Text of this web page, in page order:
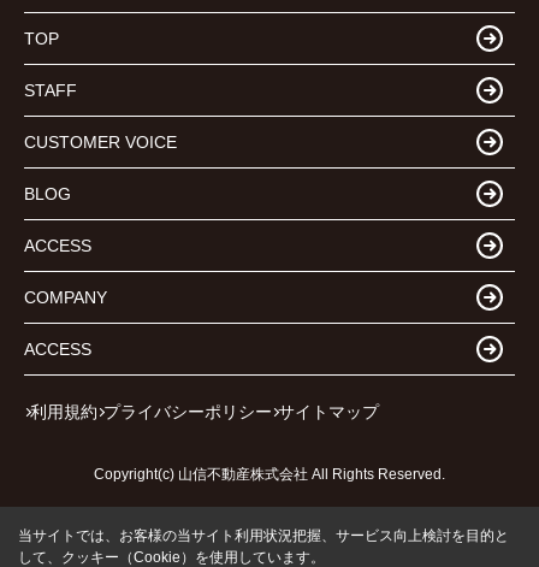
TOP
STAFF
CUSTOMER VOICE
BLOG
ACCESS
COMPANY
ACCESS
利用規約 プライバシーポリシー サイトマップ
Copyright(c) 山信不動産株式会社 All Rights Reserved.
当サイトでは、お客様の当サイト利用状況把握、サービス向上検討を目的と
して、クッキー（Cookie）を使用しています。